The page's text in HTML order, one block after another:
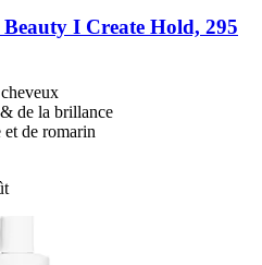
Beauty I Create Hold, 295
de la brillance
de romarin